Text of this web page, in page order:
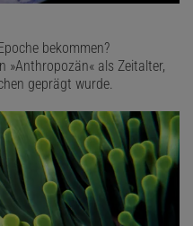
bekommen?
»Anthropozän« als Zeitalter,
geprägt wurde.